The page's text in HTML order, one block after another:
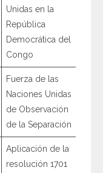
Unidas en la
República
Democrática del
Congo
Fuerza de las
Naciones Unidas
de Observación
de la Separación
Aplicación de la
resolución 1701